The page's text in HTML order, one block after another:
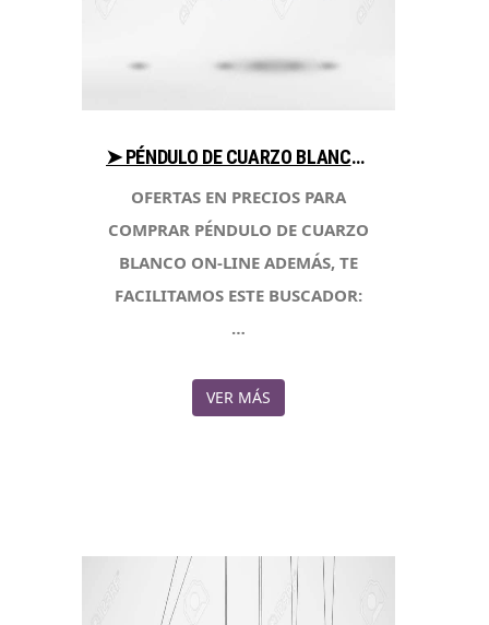
➤ PÉNDULO DE CUARZO BLANCO ANALIZA PRECIOS AL COMPRAR EN LIBRERIAESOTERICA.NET
OFERTAS EN PRECIOS PARA
COMPRAR PÉNDULO DE CUARZO
BLANCO ON-LINE ADEMÁS, TE
FACILITAMOS ESTE BUSCADOR:
…
VER MÁS